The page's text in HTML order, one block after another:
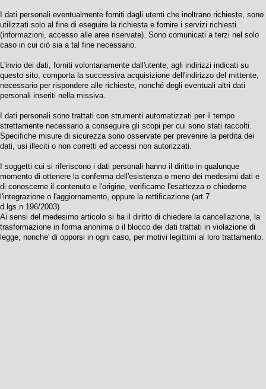
I dati personali eventualmente forniti dagli utenti che inoltrano richieste, sono
utilizzati solo al fine di eseguire la richiesta e fornire i servizi richiesti
(informazioni, accesso alle aree riservate). Sono comunicati a terzi nel solo
caso in cui ciò sia a tal fine necessario.
L'invio dei dati, forniti volontariamente dall'utente, agli indirizzi indicati su
questo sito, comporta la successiva acquisizione dell'indirizzo del mittente,
necessario per rispondere alle richieste, nonché degli eventuali altri dati
personali inseriti nella missiva.
I dati personali sono trattati con strumenti automatizzati per il tempo
strettamente necessario a conseguire gli scopi per cui sono stati raccolti.
Specifiche misure di sicurezza sono osservate per prevenire la perdita dei
dati, usi illeciti o non corretti ed accessi non autorizzati.
I soggetti cui si riferiscono i dati personali hanno il diritto in qualunque
momento di ottenere la conferma dell'esistenza o meno dei medesimi dati e
di conoscerne il contenuto e l'origine, verificarne l'esattezza o chiederne
l'integrazione o l'aggiornamento, oppure la rettificazione (art.7
d.lgs.n.196/2003).
Ai sensi del medesimo articolo si ha il diritto di chiedere la cancellazione, la
trasformazione in forma anonima o il blocco dei dati trattati in violazione di
legge, nonche' di opporsi in ogni caso, per motivi legittimi al loro trattamento.